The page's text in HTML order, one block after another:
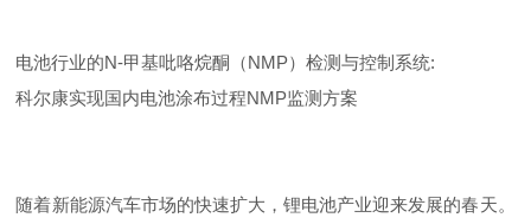
电池行业的N-甲基吡咯烷酮 （NMP）检测与控制系统:
科尔康实现国内电池涂布过程NMP监测方案
随着新能源汽车市场的快速扩大，锂电池产业迎来发展的春天。